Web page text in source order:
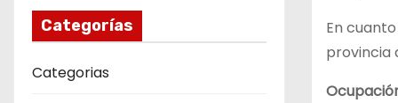
Categorías
Categorias
En
provincia